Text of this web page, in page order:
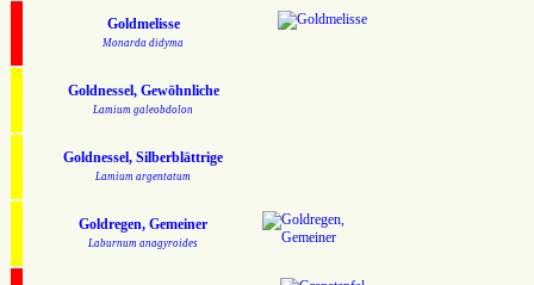
Goldmelisse
Monarda didyma
Goldnessel, Gewöhnliche
Lamium galeobdolon
Goldnessel, Silberblättrige
Lamium argentatum
Goldregen, Gemeiner
Laburnum anagyroides